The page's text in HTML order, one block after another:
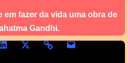
em fazer da vida uma obra de
Gandhi.